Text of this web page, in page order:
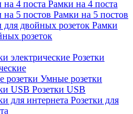
Рамки на 4 поста
Рамки на 5 постов
Рамки
розеток
Розетки
Умные розетки
Розетки USB
Розетки для